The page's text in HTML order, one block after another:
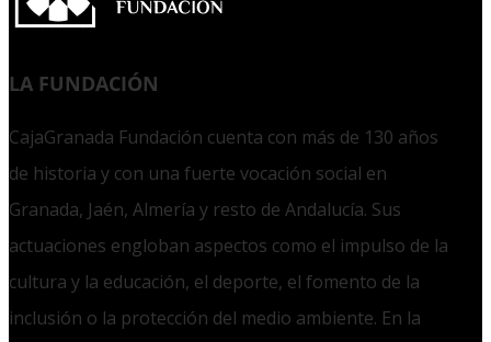
LA FUNDACIÓN
CajaGranada Fundación cuenta con más de 130 años
de historia y con una fuerte vocación social en
Granada, Jaén, Almería y resto de Andalucía. Sus
actuaciones engloban aspectos como el impulso de la
cultura y la educación, el deporte, el fomento de la
inclusión o la protección del medio ambiente. En la